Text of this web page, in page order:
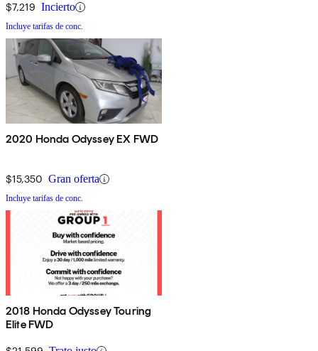
$7,219 Incierto
Incluye tarifas de conc.
2020 Honda Odyssey EX FWD
$15,350 Gran oferta
Incluye tarifas de conc.
2018 Honda Odyssey Touring
Elite FWD